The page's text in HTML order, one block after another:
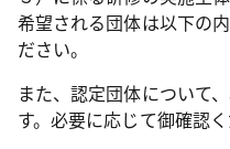
希望される団体は以下の
ださい。
また、認定団体について
す。必要に応じて御確認く